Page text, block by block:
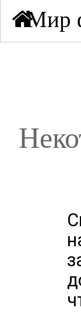
Мир